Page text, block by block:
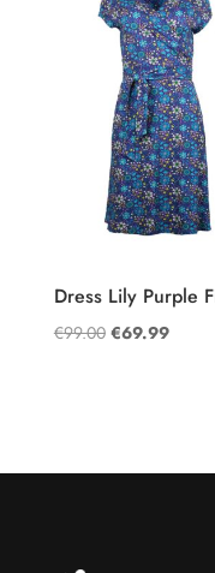
Dress Lily Purple
€99.00 Oorspronkelijke
€69.99Huidige